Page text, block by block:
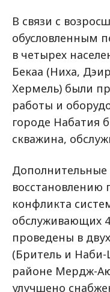
В связи с
обусловленным
в четырех
Бекаа (Ниха,
Хермель) были
работы и
городе Набатия
скважина,
восстановлению
конфликта
обслуживающих
проведены в
(Бритель и
районе Мердж-
улучшено